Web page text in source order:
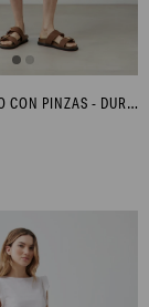
SHORT DE LINO CON PINZAS - DURAZNO